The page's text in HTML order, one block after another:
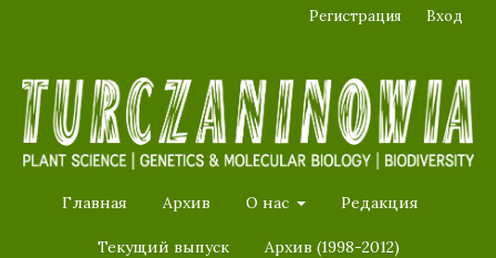
Главная Архив О нас Редакция
Текущий выпуск Архив (1998-2012)
Регистрация Вход